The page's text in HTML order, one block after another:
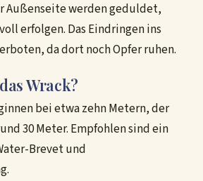
Außenseite werden geduldet,
erfolgen. Das Eindringen ins
da dort noch Opfer ruhen.
Wrack?
bei etwa zehn Metern, der
30 Meter. Empfohlen sind ein
Brevet und